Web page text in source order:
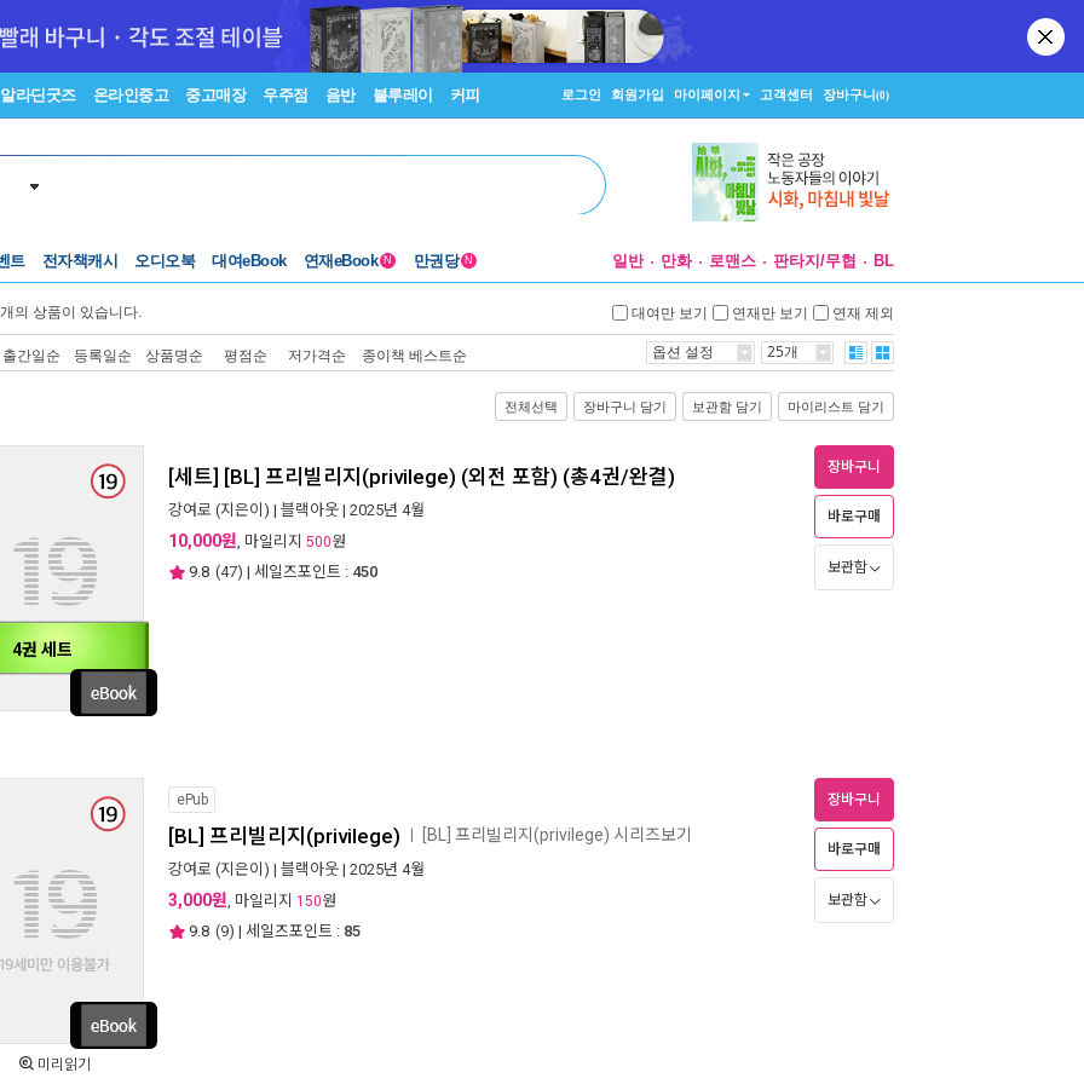
알라딘굿즈 온라인중고 중고매장 우주점 음반 블루레이 커피 로그인 회원가입 마이페이지 고객센터 장바구니(0)
트 전자책캐시 오디오북 대여eBook 연재eBook N 만권당 N 일반 만화 로맨스 판타지/무협 BL
개의 상품이 있습니다. 대여만 보기 연재만 보기 연재 제외
출간일순 등록일순 상품명순 평점순 저가격순 종이책 베스트순 옵션 설정 25개
전체선택 장바구니 담기 보관함 담기 마이리스트 담기
4권 세트
[세트] [BL] 프리빌리지(privilege) (외전 포함) (총4권/완결)
강여로 (지은이) | 블랙아웃 | 2025년 4월
10,000원, 마일리지 500원
9.8 (47) | 세일즈포인트 : 450
장바구니
바로구매
보관함
미리읽기
ePub
[BL] 프리빌리지(privilege) [BL] 프리빌리지(privilege) 시리즈보기
강여로 (지은이) | 블랙아웃 | 2025년 4월
3,000원, 마일리지 150원
9.8 (9) | 세일즈포인트 : 85
장바구니
바로구매
보관함